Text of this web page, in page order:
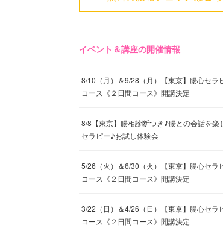
イベント＆講座の開催情報
8/10（月）＆9/28（月）【東京】腸心セラ
コース《２日間コース》開講決定
8/8【東京】腸相診断つき♪腸との会話を
セラピー♪お試し体験会
5/26（火）＆6/30（火）【東京】腸心セラ
コース《２日間コース》開講決定
3/22（日）＆4/26（日）【東京】腸心セラ
コース《２日間コース》開講決定